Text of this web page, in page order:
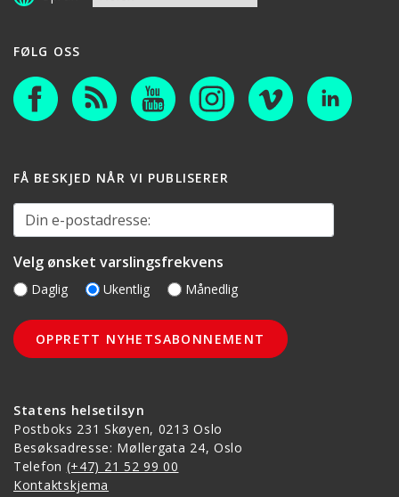
Statens helsetilsyn
Postboks 231 Skøyen, 0213 Oslo
Besøksadresse: Møllergata 24, Oslo
Telefon (+47) 21 52 99 00
Kontaktskjema
FØLG OSS
FÅ BESKJED NÅR VI PUBLISERER
Din e-postadresse:
Velg ønsket varslingsfrekvens
Daglig Ukentlig Månedlig